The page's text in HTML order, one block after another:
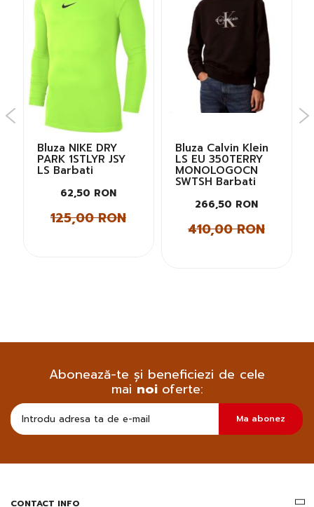
Bluza NIKE DRY
PARK 1STLYR JSY
LS Barbati
62,50 RON
125,00 RON
Bluza Calvin Klein
LS EU 350TERRY
MONOLOGOCN
SWTSH Barbati
266,50 RON
410,00 RON
Abonează-te și beneficiezi de cele
mainoi oferte:
sa
primesc
informatii
Ma abonez
CONTACT INFO